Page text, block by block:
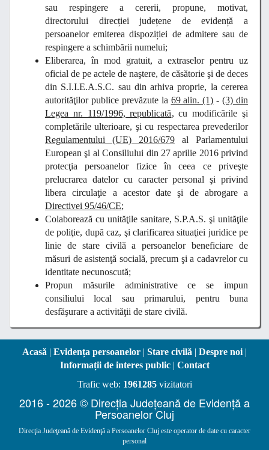
sau respingere a cererii, propune, motivat,
directorului direcției județene de evidență a
persoanelor emiterea dispoziției de admitere sau de
respingere a schimbării numelui;
Eliberarea, în mod gratuit, a extraselor pentru uz
oficial de pe actele de naştere, de căsătorie şi de deces
din S.I.I.E.A.S.C. sau din arhiva proprie, la cererea
autorităţilor publice prevăzute la 69 alin. (1) -(3) din
Legea nr. 119/1996, republicată, cu modificările şi
completările ulterioare, şi cu respectarea prevederilor
Regulamentului (UE) 2016/679 al Parlamentului
European şi al Consiliului din 27 aprilie 2016 privind
protecţia persoanelor fizice în ceea ce priveşte
prelucrarea datelor cu caracter personal şi privind
libera circulaţie a acestor date şi de abrogare a
Directivei 95/46/CE;
Colaborează cu unităţile sanitare, S.P.A.S. şi unităţile
de poliţie, după caz, şi clarificarea situaţiei juridice pe
linie de stare civilă a persoanelor beneficiare de
măsuri de asistenţă socială, precum şi a cadavrelor cu
identitate necunoscută;
Propun măsurile administrative ce se impun
consiliului local sau primarului, pentru buna
desfăşurare a activităţii de stare civilă.
Acasă | Evidența persoanelor | Stare civilă | Despre noi |
Informații de interes public| Contact
Trafic web: 1961285vizitatori
2016 - 2026 © Direcția Județeană de Evidență a
Persoanelor Cluj
Direcţia Judeţeană de Evidenţă a Persoanelor Cluj este operator de date cu caracter
personal